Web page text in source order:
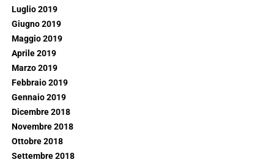
Luglio 2019
Giugno 2019
Maggio 2019
Aprile 2019
Marzo 2019
Febbraio 2019
Gennaio 2019
Dicembre 2018
Novembre 2018
Ottobre 2018
Settembre 2018